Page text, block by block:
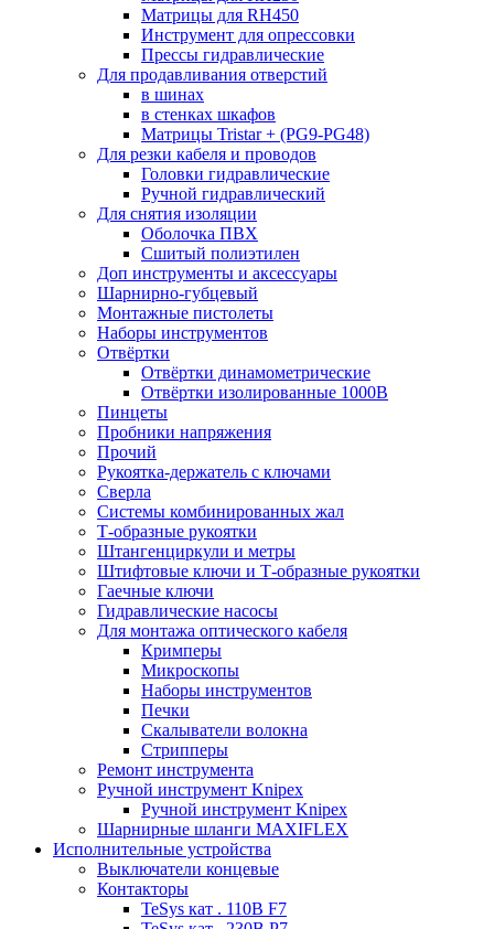
Матрицы для RH450
Инструмент для опрессовки
Прессы гидравлические
Для продавливания отверстий
в шинах
в стенках шкафов
Матрицы Tristar + (PG9-PG48)
Для резки кабеля и проводов
Головки гидравлические
Ручной гидравлический
Для снятия изоляции
Оболочка ПВХ
Сшитый полиэтилен
Доп инструменты и аксессуары
Шарнирно-губцевый
Монтажные пистолеты
Наборы инструментов
Отвёртки
Отвёртки динамометрические
Отвёртки изолированные 1000В
Пинцеты
Пробники напряжения
Прочий
Рукоятка-держатель с ключами
Сверла
Системы комбинированных жал
Т-образные рукоятки
Штангенциркули и метры
Штифтовые ключи и Т-образные рукоятки
Гаечные ключи
Гидравлические насосы
Для монтажа оптического кабеля
Кримперы
Микроскопы
Наборы инструментов
Печки
Скалыватели волокна
Стрипперы
Ремонт инструмента
Ручной инструмент Knipex
Ручной инструмент Knipex
Шарнирные шланги MAXIFLEX
Исполнительные устройства
Выключатели концевые
Контакторы
TeSys кат . 110В F7